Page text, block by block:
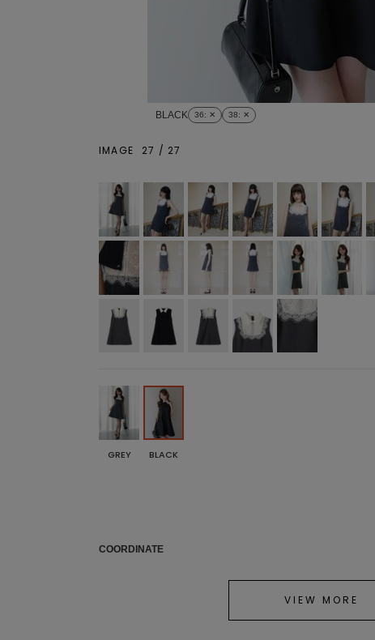
BLACK 36: ✕ 38: ✕
IMAGE 27 / 27
GREY BLACK
COORDINATE
VIEW MORE